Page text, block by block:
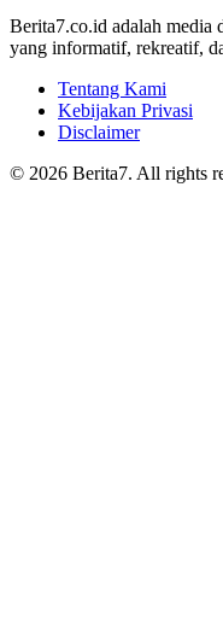
Berita7.co.id adalah media
yang informatif, rekreatif,
Tentang Kami
Kebijakan Privasi
Disclaimer
© 2026 Berita7. All rights